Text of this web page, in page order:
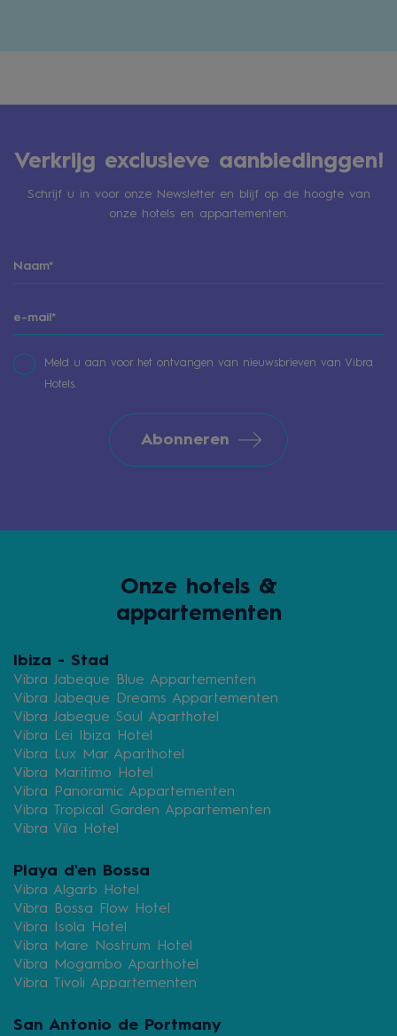
Verkrijg exclusieve aanbiedinggen!
Schrijf u in voor onze Newsletter en blijf op de hoogte van
onze hotels en appartementen.
Meld u aan voor het ontvangen van nieuwsbrieven van Vibra
Hotels.
Abonneren
Onze hotels &
appartementen
Ibiza - Stad
Vibra Jabeque Blue Appartementen
Vibra Jabeque Dreams Appartementen
Vibra Jabeque Soul Aparthotel
Vibra Lei Ibiza Hotel
Vibra Lux Mar Aparthotel
Vibra Maritimo Hotel
Vibra Panoramic Appartementen
Vibra Tropical Garden Appartementen
Vibra Vila Hotel
Playa d'en Bossa
Vibra Algarb Hotel
Vibra Bossa Flow Hotel
Vibra Isola Hotel
Vibra Mare Nostrum Hotel
Vibra Mogambo Aparthotel
Vibra Tivoli Appartementen
San Antonio de Portmany